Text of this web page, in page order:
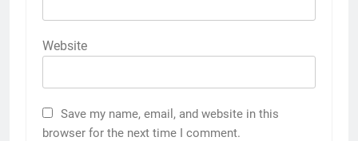
Website
Save my name, email, and website in this
browser for the next time I comment.